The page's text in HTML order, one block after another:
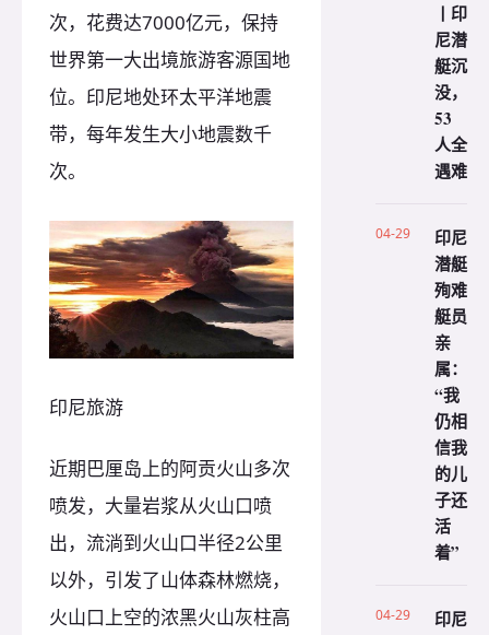
次，花费达7000亿元，保持
世界第一大出境旅游客源国地
位。印尼地处环太平洋地震
带，每年发生大小地震数千
次。
印尼旅游
近期巴厘岛上的阿贡火山多次
喷发，大量岩浆从火山口喷
出，流淌到火山口半径2公里
以外，引发了山体森林燃烧，
火山口上空的浓黑火山灰柱高
丨印
尼潜
艇沉
没，
53
人全
遇难
04-29
印尼
潜艇
殉难
艇员
亲
属：
“我
仍相
信我
的儿
子还
活
着”
04-29
印尼